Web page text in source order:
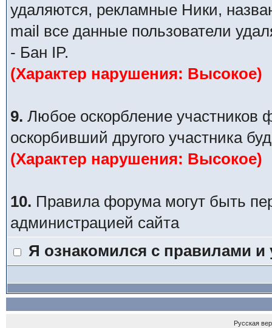
удаляются, рекламные Ники,
mail все данные пользователи
- Бан IP.
(Характер нарушения: Высокое)
9. Любое оскорбление участников
оскорбивший другого участника
(Характер нарушения: Высокое)
10. Правила форума могут быть
администрацией сайта
Я ознакомился с правилами
Русская